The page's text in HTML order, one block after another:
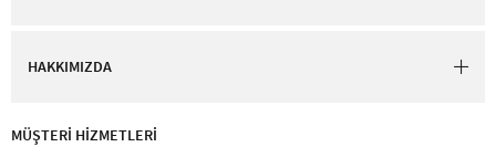
HAKKIMIZDA
MÜŞTERİ HİZMETLERİ​